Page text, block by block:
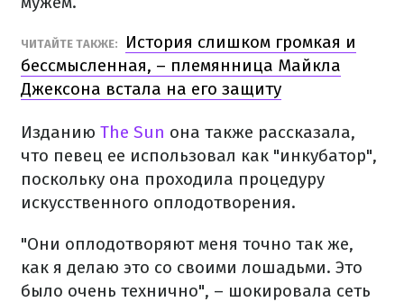
ЧИТАЙТЕ ТАКЖЕ:
История слишком громкая и
бессмысленная, – племянница Майкла
Джексона встала на его защиту
Изданию The Sun она также рассказала,
что певец ее использовал как "инкубатор",
поскольку она проходила процедуру
искусственного оплодотворения.
"Они оплодотворяют меня точно так же,
как я делаю это со своими лошадьми. Это
было очень технично", – шокировала сеть